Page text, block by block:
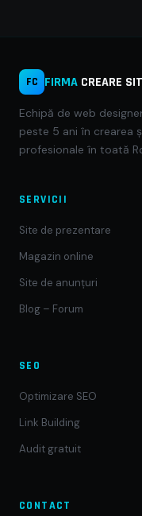
FC FIRMA CREARE
Echipă de web
peste 5 ani în crearea
profesionale în toată
SERVICII
Site de prezentare
Magazin online
Site de anunțuri
Blog – Forum
SEO
Optimizare SEO
Link Building
Audit gratuit
CONTACT